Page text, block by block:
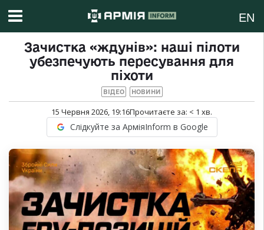
EN
Зачистка «ждунів»: наші пілоти
убезпечують пересування для
піхоти
ВІДЕО НОВИНИ
15 Червня 2026, 19:16Прочитаєте за: < 1 хв.
Слідкуйте за АрміяInform в Google